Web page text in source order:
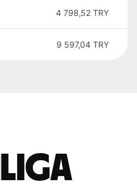
4 798,52 TRY
9 597,04 TRY